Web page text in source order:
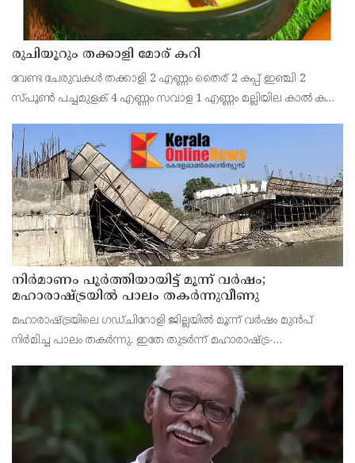
രുചിയൂറും തക്കാളി മോര് കറി
വേണ്ട ചേരുവകൾ തക്കാളി 2 എണ്ണം തൈര് 2 കപ്പ് ഇഞ്ചി 2
സ്പൂൺ പച്ചമുളക് 4 എണ്ണം സവാള 1 എണ്ണം മല്ലിയില കാൽ കപ്പ്
കറിവേപ്പില 2 തണ്ട് തയ്യാറാക്കുന്ന വിധം തക്കാ
നിർമാണം പൂർത്തിയായിട്ട് മൂന്ന് വർഷം;
മഹാരാഷ്ട്രയിൽ പാലം തകർന്നുവീണു
മഹാരാഷ്ട്രയിലെ ഗഡ്ചിറോളി ജില്ലയിൽ മൂന്ന് വർഷം മുൻപ്
നിർമിച്ച പാലം തകർന്നു. ഇതേ തുടർന്ന് മഹാരാഷ്ട്ര-
ഗതാഗതം നിലച്ചു. ബന്ദിയ നദിക്ക് കുറുകെ നിർമിച്ച 10